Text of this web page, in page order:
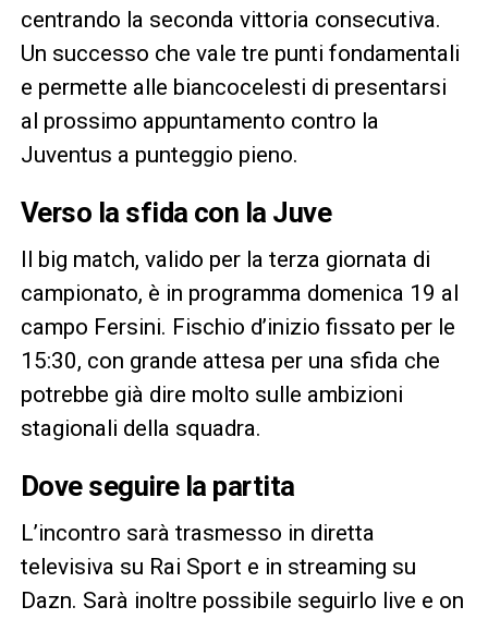
centrando la seconda vittoria consecutiva.
Un successo che vale tre punti fondamentali
e permette alle biancocelesti di presentarsi
al prossimo appuntamento contro la
Juventus a punteggio pieno.
Verso la sfida con la Juve
Il big match, valido per la terza giornata di
campionato, è in programma domenica 19 al
campo Fersini. Fischio d’inizio fissato per le
15:30, con grande attesa per una sfida che
potrebbe già dire molto sulle ambizioni
stagionali della squadra.
Dove seguire la partita
L’incontro sarà trasmesso in diretta
televisiva su Rai Sport e in streaming su
Dazn. Sarà inoltre possibile seguirlo live e on